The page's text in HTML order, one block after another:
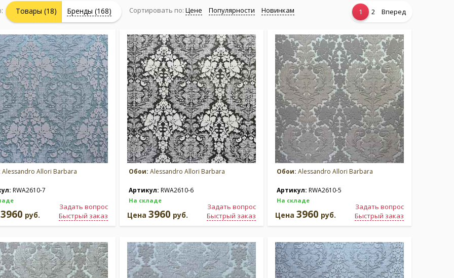
Сортировать по: Цене Популярности Новинкам 1 2 Вперед
Товары (18) Бренды (168)
Alessandro Allori Barbara
RWA2610-7
Задать вопрос
Быстрый заказ
3960 руб.
Обои: Alessandro Allori Barbara
Артикул: RWA2610-6
На складе
Задать вопрос
Быстрый заказ
Цена 3960 руб.
Обои: Alessandro Allori Barbara
Артикул: RWA2610-5
На складе
Задать вопрос
Быстрый заказ
Цена 3960 руб.